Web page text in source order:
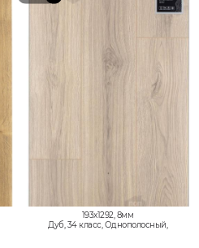
193x1292, 8мм
Дуб, 34 класс, Однополосный,